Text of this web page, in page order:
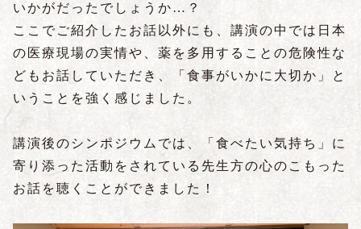
いかがだったでしょうか…？
ここでご紹介したお話以外にも、講演の中では日本
の医療現場の実情や、薬を多用することの危険性な
どもお話していただき、「食事がいかに大切か」と
いうことを強く感じました。
講演後のシンポジウムでは、「食べたい気持ち」に
寄り添った活動をされている先生方の心のこもった
お話を聴くことができました！